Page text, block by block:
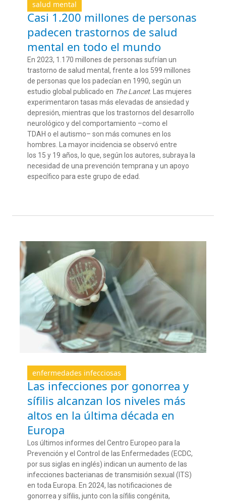
salud mental
Casi 1.200 millones de personas
padecen trastornos de salud
mental en todo el mundo
En 2023, 1.170 millones de personas sufrían un
trastorno de salud mental, frente a los 599 millones
de personas que los padecían en 1990, según un
estudio global publicado en The Lancet. Las mujeres
experimentaron tasas más elevadas de ansiedad y
depresión, mientras que los trastornos del desarrollo
neurológico y del comportamiento –como el
TDAH o el autismo– son más comunes en los
hombres. La mayor incidencia se observó entre
los 15 y 19 años, lo que, según los autores, subraya la
necesidad de una prevención temprana y un apoyo
específico para este grupo de edad.
enfermedades infecciosas
Las infecciones por gonorrea y
sífilis alcanzan los niveles más
altos en la última década en
Europa
Los últimos informes del Centro Europeo para la
Prevención y el Control de las Enfermedades (ECDC,
por sus siglas en inglés) indican un aumento de las
infecciones bacterianas de transmisión sexual (ITS)
en toda Europa. En 2024, las notificaciones de
gonorrea y sífilis, junto con la sífilis congénita,